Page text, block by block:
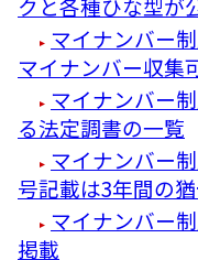
マイナンバー
マイナンバー収集
マイナンバー
る法定調書の一覧
マイナンバー
号記載は3年間の
マイナンバー
掲載